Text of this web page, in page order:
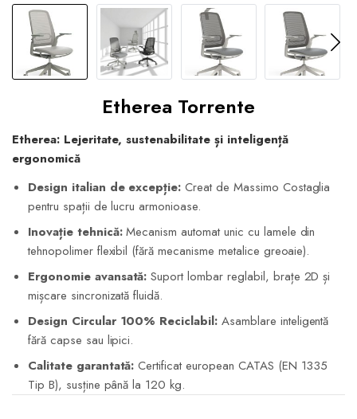
Etherea Torrente
Etherea: Lejeritate, sustenabilitate și inteligență
ergonomică
Design italian de excepție: Creat de Massimo Costaglia
pentru spații de lucru armonioase.
Inovație tehnică:Mecanism automat unic cu lamele din
tehnopolimer flexibil (fără mecanisme metalice greoaie).
Ergonomie avansată: Suport lombar reglabil, brațe 2D și
mișcare sincronizată fluidă.
Design Circular 100% Reciclabil: Asamblare inteligentă
fără capse sau lipici.
Calitate garantată: Certificat european CATAS (EN 1335
Tip B), susține până la 120 kg.